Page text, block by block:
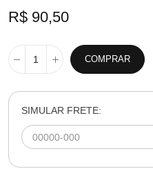
R$ 90,50
COMPRAR
SIMULAR FRETE: